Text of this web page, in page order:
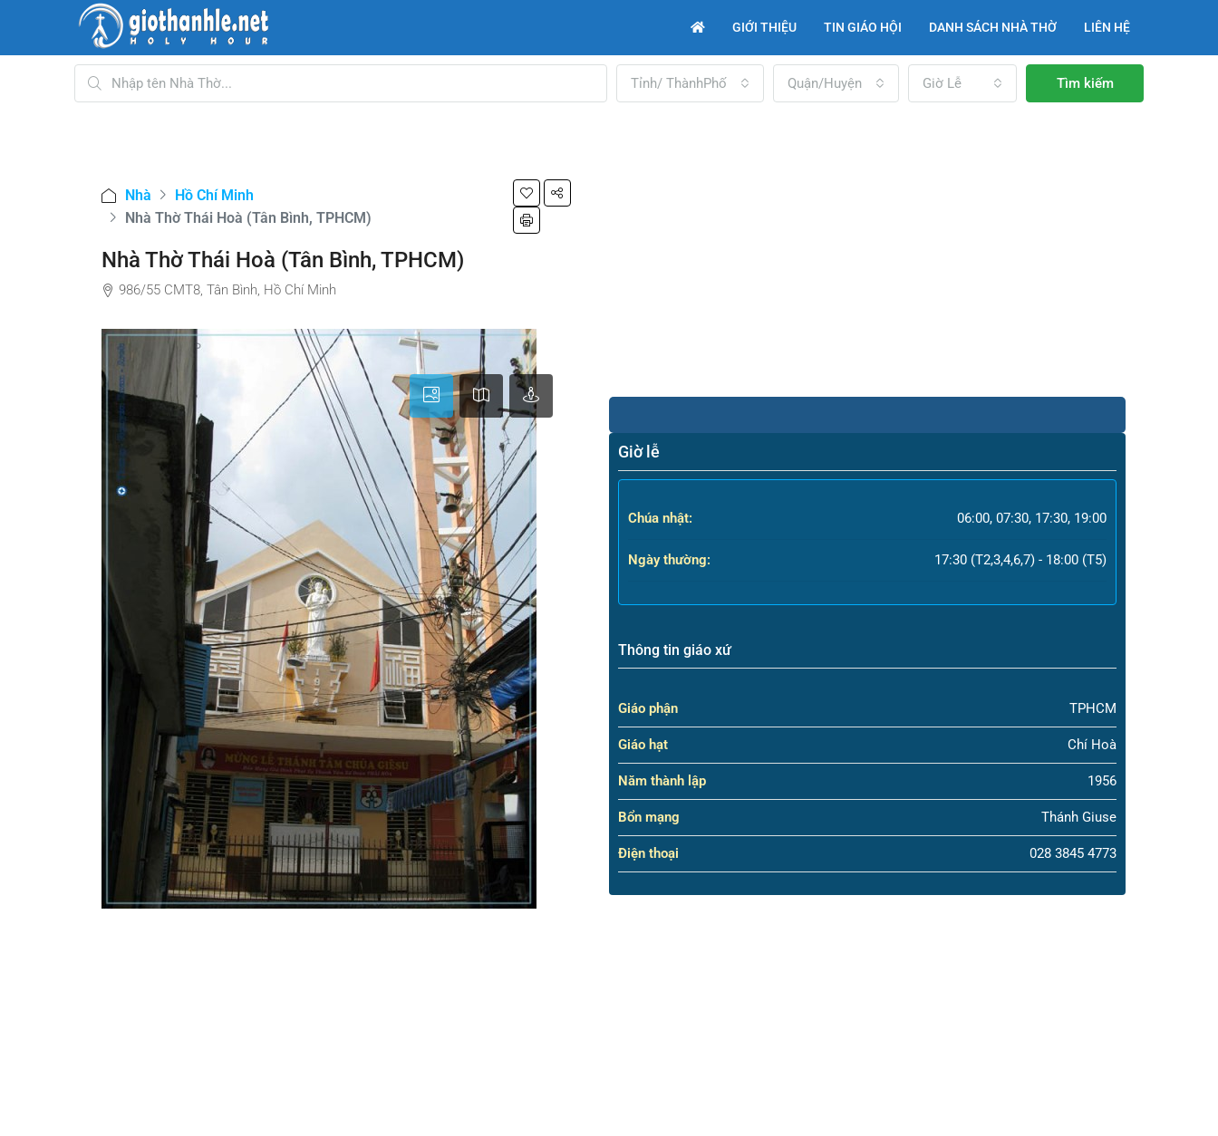
GIỚI THIỆU TIN GIÁO HỘI DANH SÁCH NHÀ THỜ LIÊN HỆ
Tỉnh/ ThànhPhố Quận/Huyện Giờ Lễ Tìm kiếm
Nhà
Hồ Chí Minh
Nhà Thờ Thái Hoà (Tân Bình, TPHCM)
Nhà Thờ Thái Hoà (Tân Bình, TPHCM)
986/55 CMT8, Tân Bình, Hồ Chí Minh
Giờ lễ
Chúa nhật: 06:00, 07:30, 17:30, 19:00
Ngày thường: 17:30 (T2,3,4,6,7) - 18:00 (T5)
Thông tin giáo xứ
Giáo phận TPHCM
Giáo hạt Chí Hoà
Năm thành lập 1956
Bổn mạng Thánh Giuse
Điện thoại 028 3845 4773